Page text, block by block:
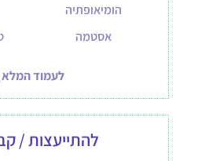
הומיאופתיה
אסטמה
לעמוד
להתייעצות /